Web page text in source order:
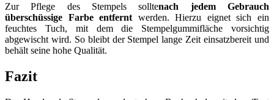
Zur Pflege des Stempels solltenach jedem Gebrauch
überschüssige Farbe entfernt werden. Hierzu eignet sich ein
feuchtes Tuch, mit dem die Stempelgummifläche vorsichtig
abgewischt wird. So bleibt der Stempel lange Zeit einsatzbereit und
behält seine hohe Qualität.
Fazit